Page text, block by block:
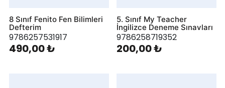
8 Sınıf Fenito Fen Bilimleri
Defterim
9786257531917
490,00 ₺
5. Sınıf My Teacher
İngilizce Deneme Sınavları
9786258719352
200,00 ₺